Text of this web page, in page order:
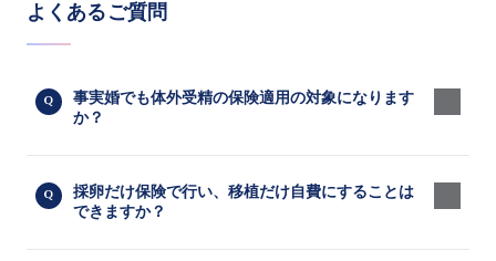
よくあるご質問
事実婚でも体外受精の保険適用の対象になります
か？
採卵だけ保険で行い、移植だけ自費にすることは
できますか？